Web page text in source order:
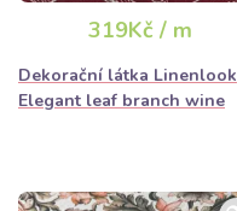
319Kč / m
Dekorační látka Linenlook
Elegant leaf branch wine